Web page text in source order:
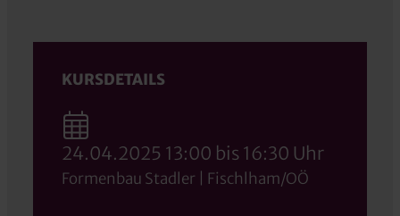
KURSDETAILS
24.04.2025 13:00 bis 16:30 Uhr
Formenbau Stadler | Fischlham/OÖ